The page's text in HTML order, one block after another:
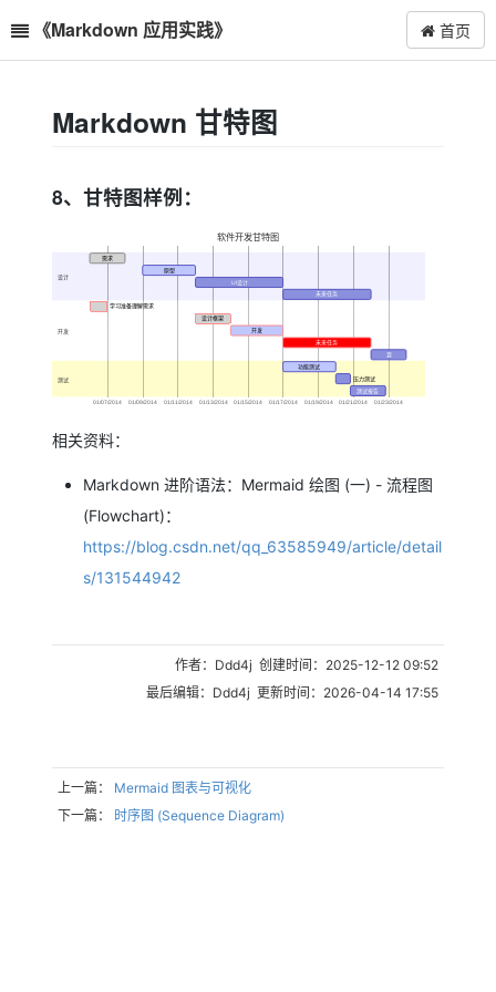
《Markdown 应用实践》 首页
Markdown 甘特图
8、甘特图样例：
01/07/2014 01/09/2014 01/11/2014 01/13/2014 01/15/2014 01/17/2014 01/19/2014 01/21/2014 01/23/2014
需求
学习准备理解需求
原型
UI设计
设计框架
开发
未来任务
未来任务
功能测试
压力测试
测试报告
耍
设计
开发
测试
软件开发甘特图
相关资料：
Markdown 进阶语法：Mermaid 绘图 (一) - 流程图
(Flowchart)：
https://blog.csdn.net/qq_63585949/article/detail
s/131544942
作者：Ddd4j 创建时间：2025-12-12 09:52
最后编辑：Ddd4j 更新时间：2026-04-14 17:55
上一篇： Mermaid 图表与可视化
下一篇： 时序图 (Sequence Diagram)